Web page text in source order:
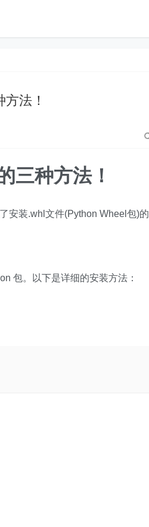
法！
三种方法！
安装.whl文件(Python Wheel包)的
包。以下是详细的安装方法：